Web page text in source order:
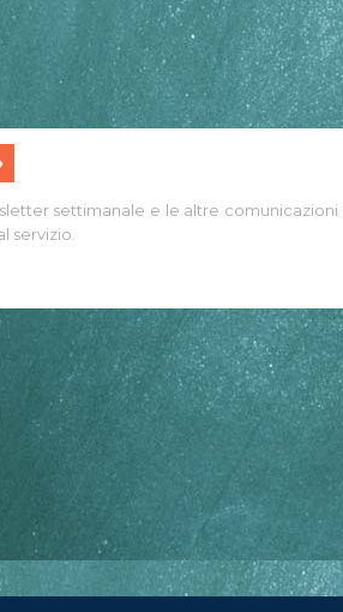
settimanale e le altre comunicazioni
servizio.